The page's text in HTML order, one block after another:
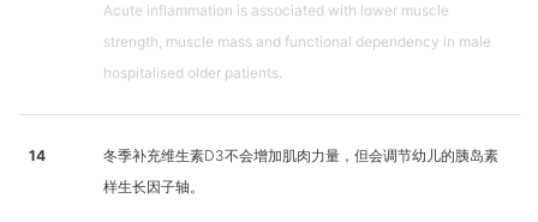
Acute inflammation is associated with lower muscle
strength, muscle mass and functional dependency in male
hospitalised older patients.
14
冬季补充维生素D3不会增加肌肉力量，但会调节幼儿的胰岛素
样生长因子轴。